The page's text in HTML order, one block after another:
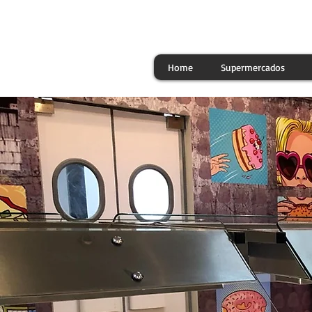
Home Supermercados